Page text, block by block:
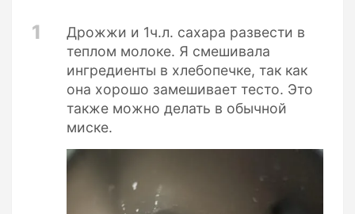
1
Дрожжи и 1ч.л. сахара развести в
теплом молоке. Я смешивала
ингредиенты в хлебопечке, так как
она хорошо замешивает тесто. Это
также можно делать в обычной
миске.